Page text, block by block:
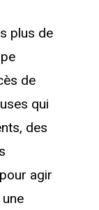
plus de
de
qui
des
agir